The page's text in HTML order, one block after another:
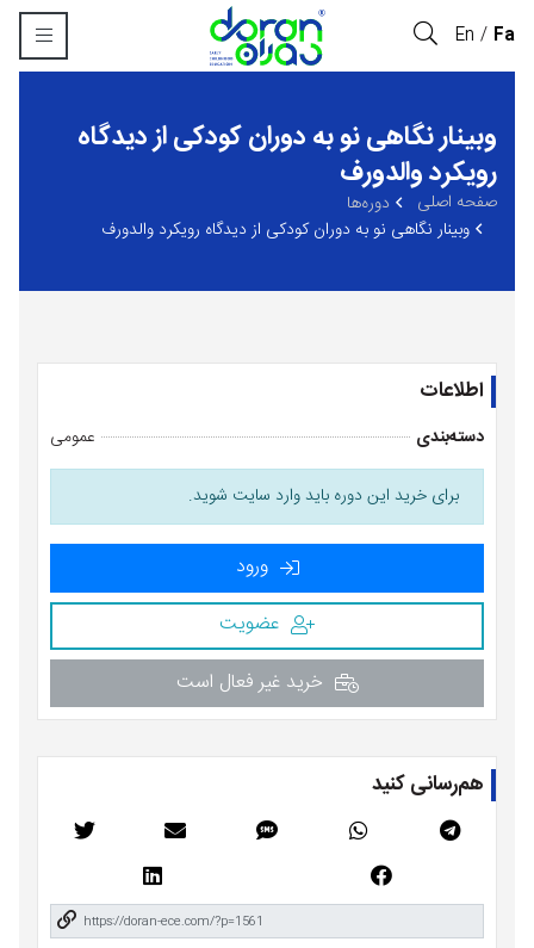
Fa
En
وبينار نگاهی نو به دوران کودکی از دیدگاه
رویکرد والدورف
صفحه اصلی
‏دوره‌ها
وبينار نگاهی نو به دوران کودکی از دیدگاه رویکرد والدورف
اطلاعات
دسته‌بندی عمومی
برای خرید این دوره باید وارد سایت شوید.
ورود
عضویت
خرید غیر فعال است
هم‌رسانی کنید